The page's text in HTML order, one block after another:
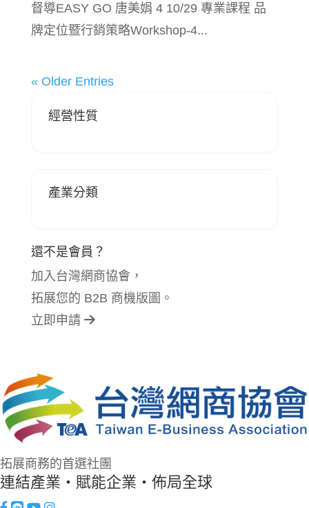
督導EASY GO 唐美娟 4 10/29 專業課程 品
牌定位暨行銷策略Workshop-4...
« Older Entries
經營性質
產業分類
還不是會員？
加入台灣網商協會，
拓展您的 B2B 商機版圖。
立即申請
拓展商務的首選社團
連結產業・賦能企業・佈局全球